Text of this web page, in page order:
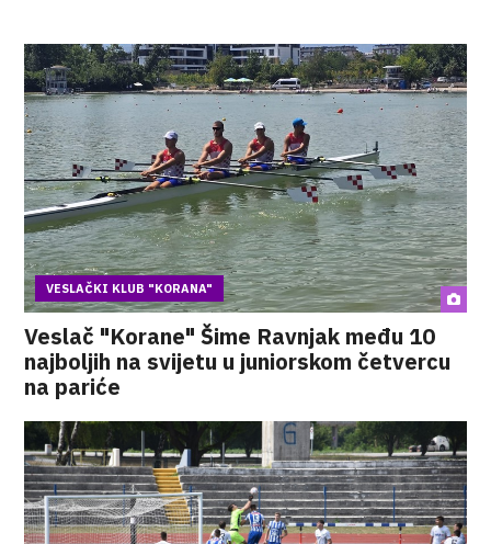
VESLAČKI KLUB "KORANA"
Veslač "Korane" Šime Ravnjak među 10
najboljih na svijetu u juniorskom četvercu
na pariće